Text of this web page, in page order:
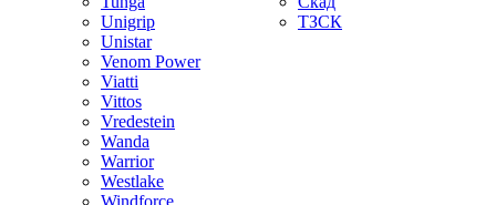
Unigrip
Unistar
Venom Power
Viatti
Vittos
Vredestein
Wanda
Warrior
Westlake
Windforce
ТЗСК